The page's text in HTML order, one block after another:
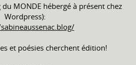
MONDE hébergé à présent chez
Wordpress):
et poésies cherchent édition!